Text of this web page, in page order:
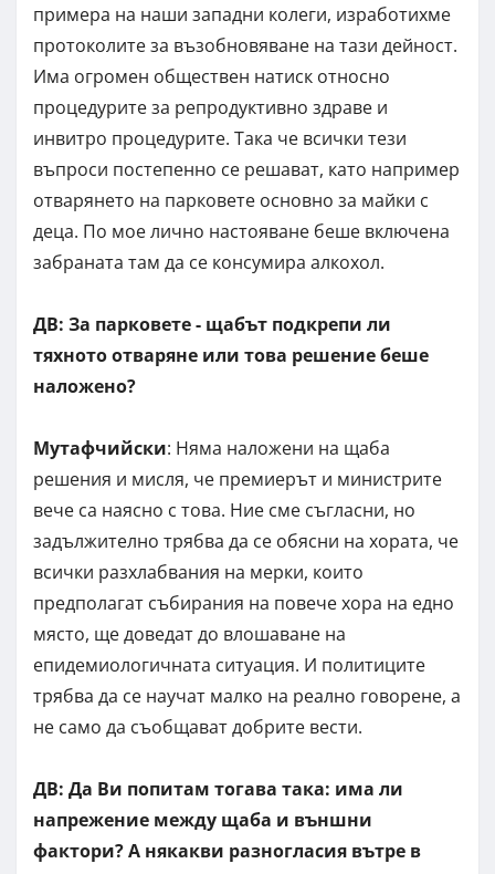
примера на наши западни колеги, изработихме
протоколите за възобновяване на тази дейност.
Има огромен обществен натиск относно
процедурите за репродуктивно здраве и
инвитро процедурите. Така че всички тези
въпроси постепенно се решават, като например
отварянето на парковете основно за майки с
деца. По мое лично настояване беше включена
забраната там да се консумира алкохол.
ДВ: За парковете - щабът подкрепи ли
тяхното отваряне или това решение беше
наложено?
Мутафчийски: Няма наложени на щаба
решения и мисля, че премиерът и министрите
вече са наясно с това. Ние сме съгласни, но
задължително трябва да се обясни на хората, че
всички разхлабвания на мерки, които
предполагат събирания на повече хора на едно
място, ще доведат до влошаване на
епидемиологичната ситуация. И политиците
трябва да се научат малко на реално говорене, а
не само да съобщават добрите вести.
ДВ: Да Ви попитам тогава така: има ли
напрежение между щаба и външни
фактори? А някакви разногласия вътре в